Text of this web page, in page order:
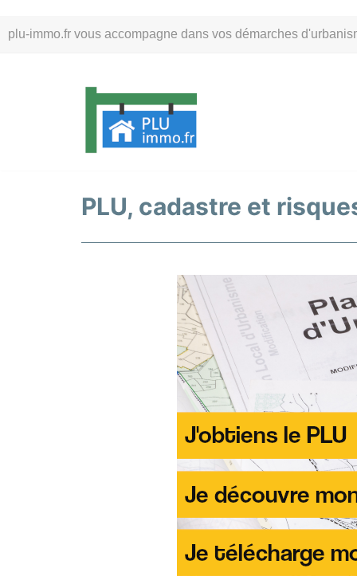
plu-immo.fr vous accompagne dans vos démarches
au
PLU, cadastre et